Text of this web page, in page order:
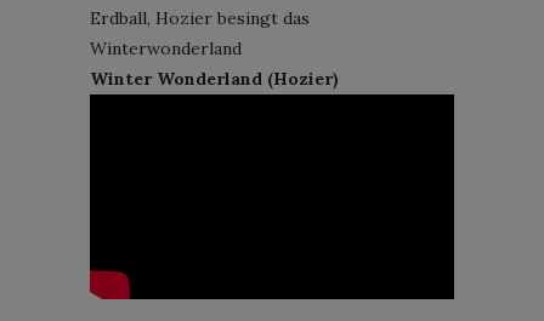
Erdball, Hozier besingt das
Winterwonderland
Winter Wonderland (Hozier)